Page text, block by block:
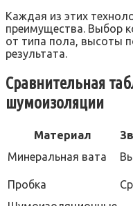
Каждая из этих
преимущества. Выбор
от типа пола, высоты
результата.
Сравнительная
шумоизоляции
Материал
Минеральная вата
Пробка